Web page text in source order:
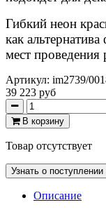
Гибкий неон
как
мест
Артикул: im2739/
39 223 руб
В корзину
Товар отсутствует
Узнать о поступлении
Описание